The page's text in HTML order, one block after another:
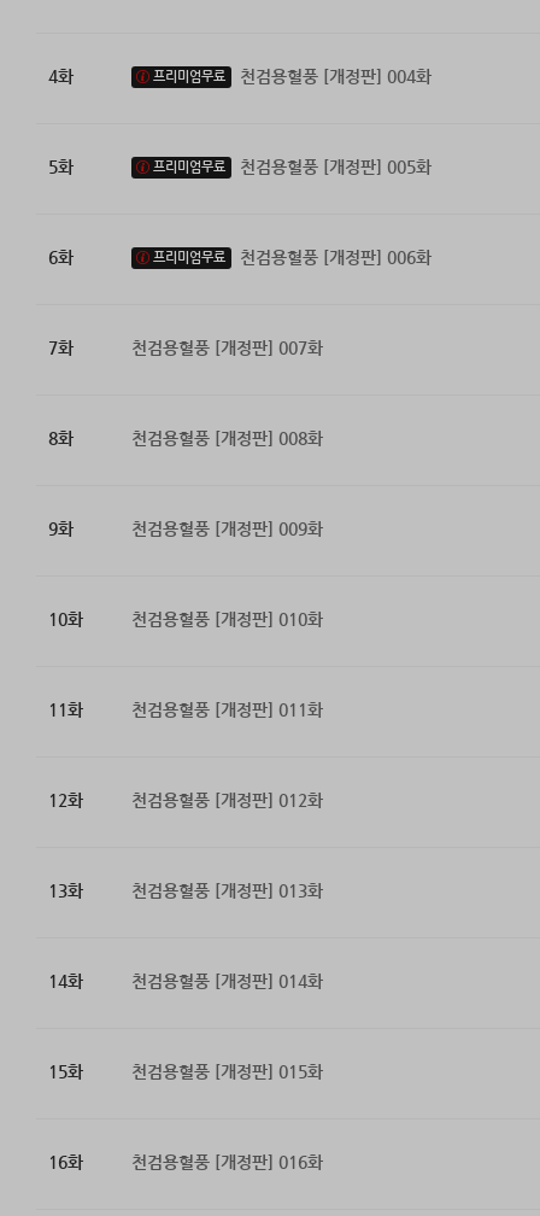
4화 프리미엄무료 천검용혈풍 [개정판] 004화
5화 프리미엄무료 천검용혈풍 [개정판] 005화
6화 프리미엄무료 천검용혈풍 [개정판] 006화
7화 천검용혈풍 [개정판] 007화
8화 천검용혈풍 [개정판] 008화
9화 천검용혈풍 [개정판] 009화
10화 천검용혈풍 [개정판] 010화
11화 천검용혈풍 [개정판] 011화
12화 천검용혈풍 [개정판] 012화
13화 천검용혈풍 [개정판] 013화
14화 천검용혈풍 [개정판] 014화
15화 천검용혈풍 [개정판] 015화
16화 천검용혈풍 [개정판] 016화